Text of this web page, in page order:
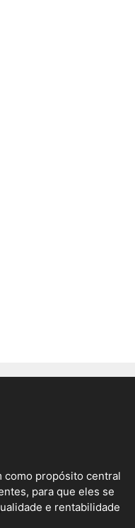
como propósito central
para que eles se
e rentabilidade